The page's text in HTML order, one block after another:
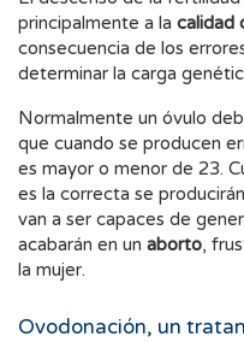
principalmente a la calidad
consecuencia de los
determinar la carga
Normalmente un óvulo
que cuando se producen
es mayor o menor de 23.
es la correcta se
van a ser capaces de
acabarán en un aborto,
la mujer.
Ovodonación, un